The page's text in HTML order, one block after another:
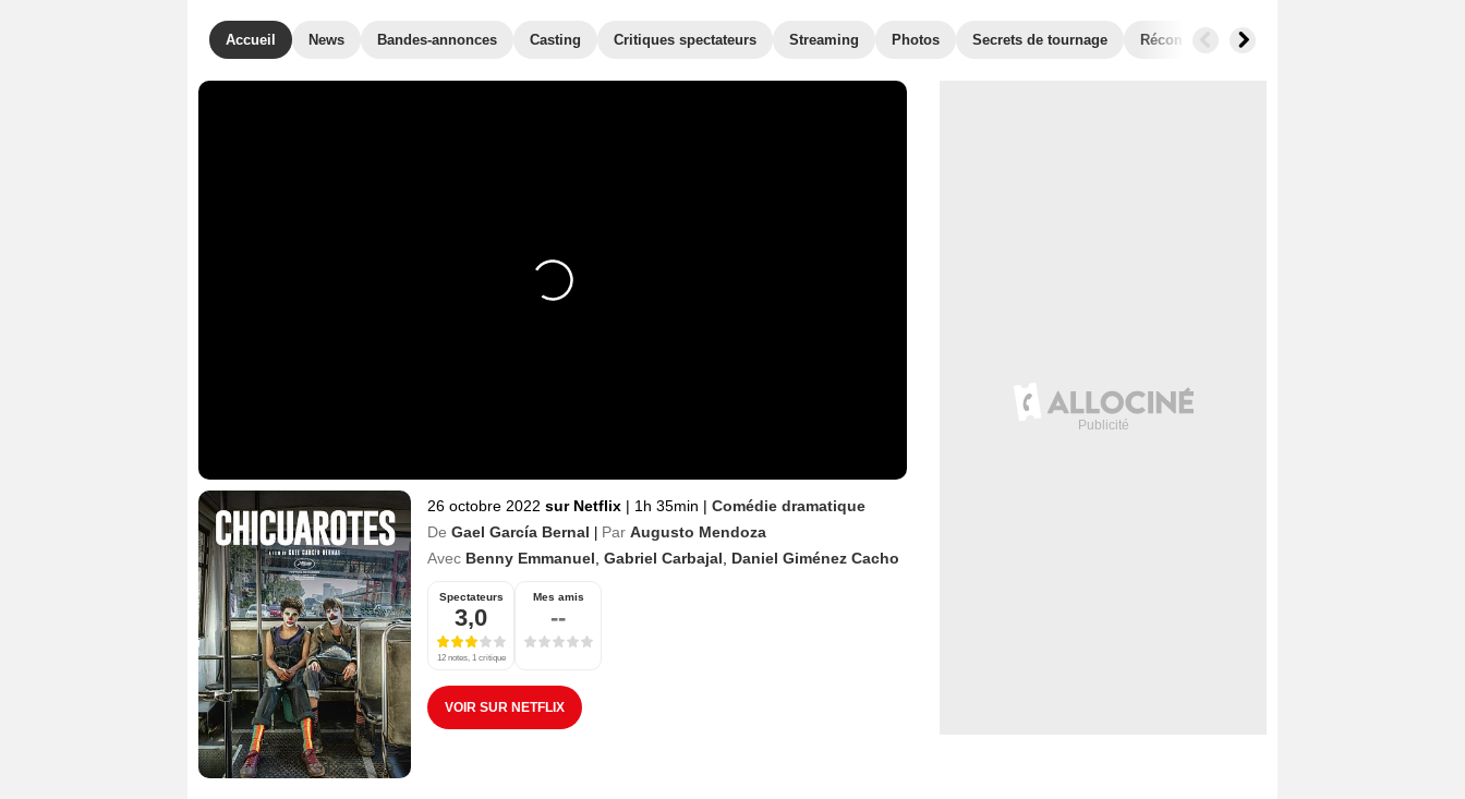
Accueil News Bandes-annonces Casting Critiques spectateurs Streaming Photos Secrets de tournage Récompenses
26 octobre 2022 sur Netflix | 1h 35min | Comédie dramatique
De Gael García Bernal | Par Augusto Mendoza
Avec Benny Emmanuel Gabriel Carbajal Daniel Giménez Cacho
Spectateurs
3,0
12 notes, 1 critique
Mes amis
--
VOIR SUR NETFLIX